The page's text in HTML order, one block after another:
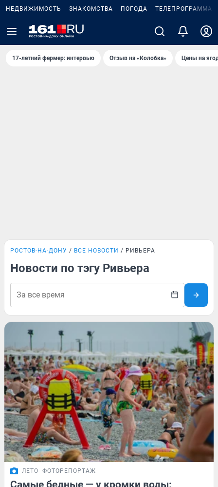
НЕДВИЖИМОСТЬ ЗНАКОМСТВА ПОГОДА ТЕЛЕПРОГРАММА
17-летний фермер: интервью Отзыв на «Колобка» Цены на
РОСТОВ-НА-ДОНУ ВСЕ НОВОСТИ РИВЬЕРА
Новости по тэгу Ривьера
ЛЕТО ФОТОРЕПОРТАЖ
Самые бедные — у кромки воды: